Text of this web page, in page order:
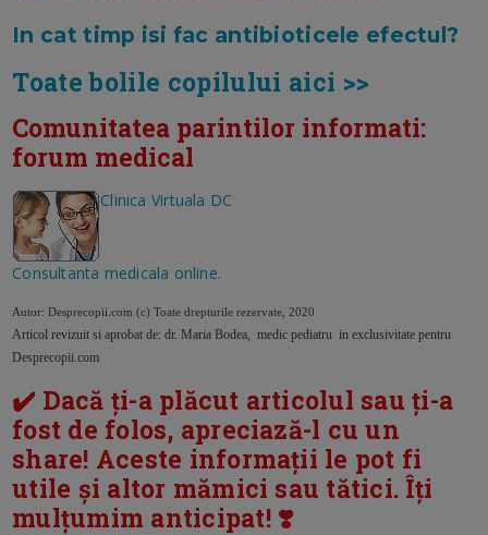
In cat timp isi fac antibioticele efectul?
Toate bolile copilului aici >>
Comunitatea parintilor informati:
forum medical
Clinica Virtuala DC
Consultanta medicala online.
Autor: Desprecopii.com (c) Toate drepturile rezervate, 2020
Articol revizuit si aprobat de: dr. Maria Bodea, medic pediatru in exclusivitate pentru
Desprecopii.com
✔️ Dacă ți-a plăcut articolul sau ți-a
fost de folos, apreciază-l cu un
share! Aceste informații le pot fi
utile și altor mămici sau tătici. Îți
mulțumim anticipat! ❣️